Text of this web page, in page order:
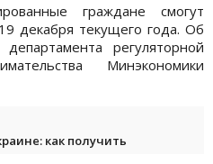
граждане смогут
декабря текущего года. Об
регуляторной
Минэкономики
как получить